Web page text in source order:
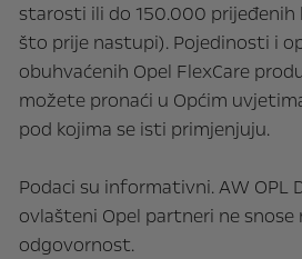
starosti ili do 150.000
što prije nastupi). Pojedinosti i
obuhvaćenih Opel FlexCare
možete pronaći u Općim
pod kojima se isti primjenjuju.
Podaci su informativni. AW OPL
ovlašteni Opel partneri ne snose
odgovornost.